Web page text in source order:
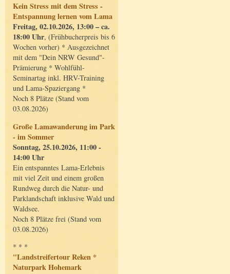
Kein Stress mit dem Stress -
Entspannung lernen vom Lama
Freitag, 02.10.2026, 13:00 – ca.
18:00 Uhr, (Frühbucherpreis bis 6
Wochen vorher) * Ausgezeichnet
mit dem "Dein NRW Gesund"-
Prämierung * Wohlfühl-
Seminartag inkl. HRV-Training
und Lama-Spaziergang *
Noch 8 Plätze (Stand vom
03.08.2026)
Große Lamawanderung im Park
- im Sommer
Sonntag, 25.10.2026, 11:00 -
14:00 Uhr
Ein entspanntes Lama-Erlebnis
mit viel Zeit und einem großen
Rundweg durch die Natur- und
Parklandschaft inklusive Wald und
Waldsee.
Noch 8 Plätze frei (Stand vom
03.08.2026)
* * *
"Landstreifertour Reken *
Naturpark Hohemark